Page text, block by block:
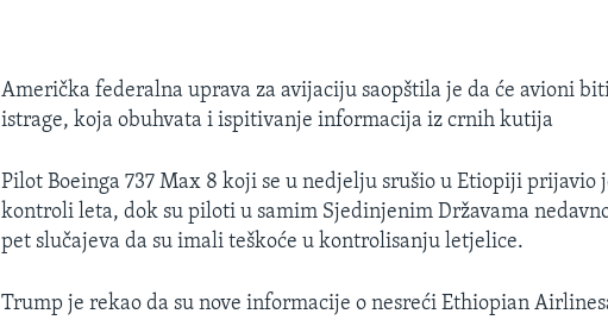
Američka federalna uprava za avijaciju saopštila je da će avioni
istrage, koja obuhvata i ispitivanje informacija iz crnih kutija
Pilot Boeinga 737 Max 8 koji se u nedjelju srušio u Etiopiji prijavio
kontroli leta, dok su piloti u samim Sjedinjenim Državama
pet slučajeva da su imali teškoće u kontrolisanju letjelice.
Trump je rekao da su nove informacije o nesreći Ethiopian